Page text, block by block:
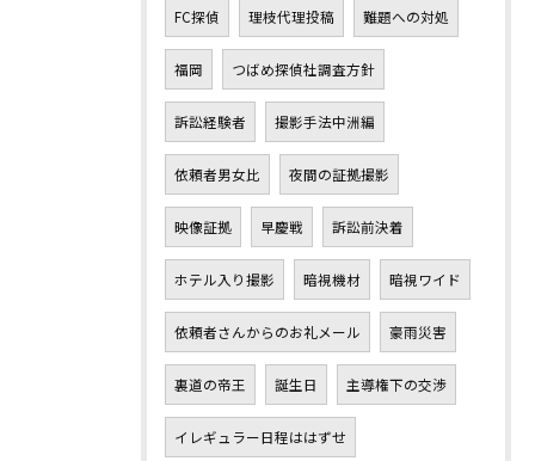
FC探偵 理枝代理投稿 難題への対処
福岡 つばめ探偵社調査方針
訴訟経験者 撮影手法中洲編
依頼者男女比 夜間の証拠撮影
映像証拠 早慶戦 訴訟前決着
ホテル入り撮影 暗視機材 暗視ワイド
依頼者さんからのお礼メール 豪雨災害
裏道の帝王 誕生日 主導権下の交渉
イレギュラー日程ははずせ